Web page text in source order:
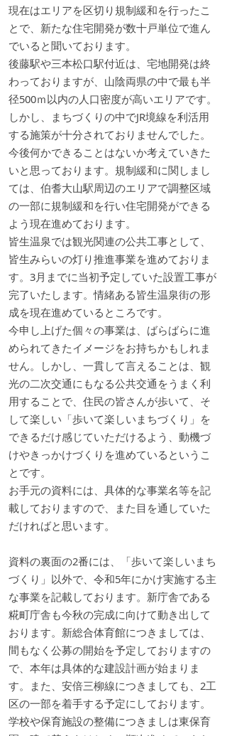
現在はエリアを区切り規制緩和を行ったこ
とで、新たな住宅開発が数十戸単位で進ん
でいると聞いております。
後藤駅や三本松口駅付近は、宅地開発は終
わっておりますが、山陰両県の中で最も半
径500ｍ以内の人口密度が高いエリアです。
しかし、まちづくりの中でJR境線を利活用
する施策が十分されておりませんでした。
今後何かできることはないか考えていきた
いと思っております。規制緩和に関しまし
ては、伯耆大山駅周辺のエリアで調整区域
の一部に規制緩和を行い住宅開発ができる
よう現在進めております。
皆生温泉では観光関連の公共工事として、
皆生みらいの灯り推進事業を進めておりま
す。3月までに当初予定していた設置工事が
完了いたします。情緒ある皆生温泉街の形
成を現在進めているところです。
今申し上げた個々の事業は、ばらばらに進
められてきたイメージをお持ちかもしれま
せん。しかし、一貫して言えることは、観
光の二次交通にもなる公共交通をうまく利
用することで、住民の皆さんが歩いて、そ
して楽しい「歩いて楽しいまちづくり」を
できるだけ感じていただけるよう、動機づ
けやきっかけづくりを進めているというこ
とです。
お手元の資料には、具体的な事業名等を記
載しておりますので、また目を通していた
だければと思います。
資料の裏面の2番には、「歩いて楽しいまち
づくり」以外で、令和5年にかけ実施する主
な事業を記載しております。新庁舎である
糀町庁舎も今秋の完成に向けて動き出して
おります。新総合体育館につきましては、
間もなく公募の開始を予定しておりますの
で、本年は具体的な建設計画が始まりま
す。また、安倍三柳線につきましても、2工
区の一部を着手する予定にしております。
学校や保育施設の整備につきましは東保育